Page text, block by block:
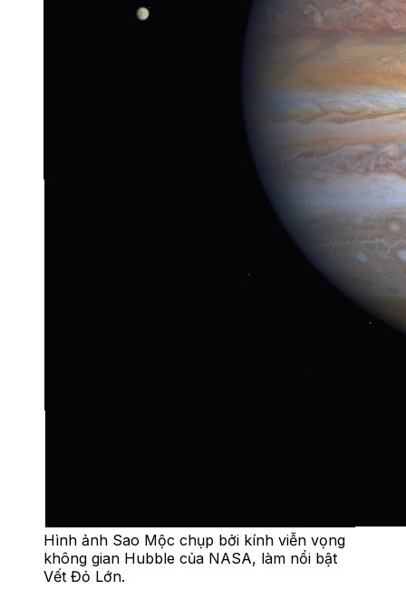
Hình ảnh Sao Mộc chụp bởi kính viễn vọng
không gian Hubble của NASA, làm nổi bật
Vết Đỏ Lớn.